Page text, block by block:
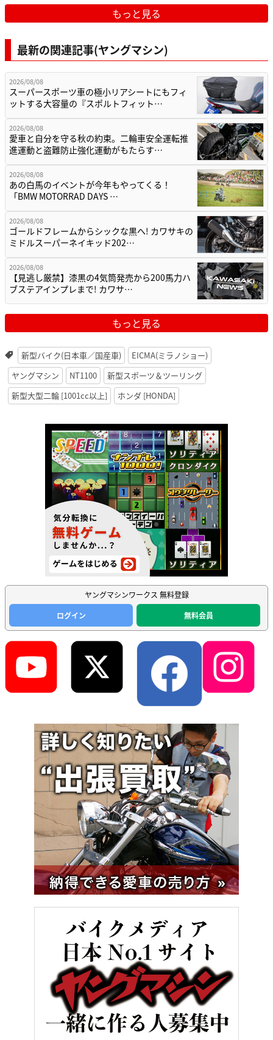
もっと見る
最新の関連記事(ヤングマシン)
2026/08/08
スーパースポーツ車の極小リアシートにもフィ
ットする大容量の『スポルトフィット…
2026/08/08
愛車と自分を守る秋の約束。二輪車安全運転推
進運動と盗難防止強化運動がもたらす…
2026/08/08
あの白馬のイベントが今年もやってくる！
「BMW MOTORRAD DAYS …
2026/08/08
ゴールドフレームからシックな黒へ! カワサキの
ミドルスーパーネイキッド202…
2026/08/08
【見逃し厳禁】漆黒の4気筒発売から200馬力ハ
ブステアインプレまで! カワサ…
もっと見る
新型バイク(日本車／国産車)
EICMA(ミラノショー)
ヤングマシン
NT1100
新型スポーツ＆ツーリング
新型大型二輪 [1001cc以上]
ホンダ [HONDA]
ヤングマシンワークス 無料登録
ログイン
無料会員